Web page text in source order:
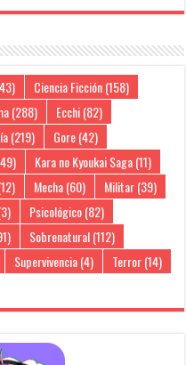
Ciencia Ficción(158)
(288) Ecchi(82)
(219) Gore(42)
Kara no Kyoukai Saga(11)
Mecha(60) Militar(39)
Psicológico(82)
Sobrenatural(112)
Supervivencia(4) Terror(14)